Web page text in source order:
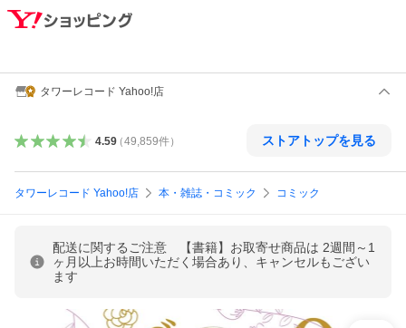
タワーレコード Yahoo!店
4.59（49,859件） ストアトップを見る
タワーレコード Yahoo!店 本・雑誌・コミック コミック
配送に関するご注意 【書籍】お取寄せ商品は 2週間～1
ヶ月以上お時間いただく場合あり、キャンセルもござい
ます